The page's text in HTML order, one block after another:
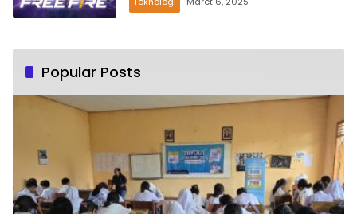
Popular Posts